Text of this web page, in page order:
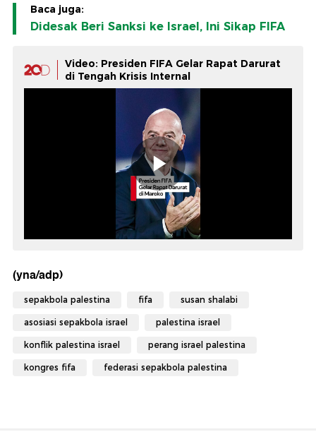
Baca juga:
Didesak Beri Sanksi ke Israel, Ini Sikap FIFA
Video: Presiden FIFA Gelar Rapat Darurat
di Tengah Krisis Internal
(yna/adp)
sepakbola palestina fifa susan shalabi
asosiasi sepakbola israel palestina israel
konflik palestina israel perang israel palestina
kongres fifa federasi sepakbola palestina